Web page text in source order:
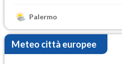
Palermo
Meteo città europee